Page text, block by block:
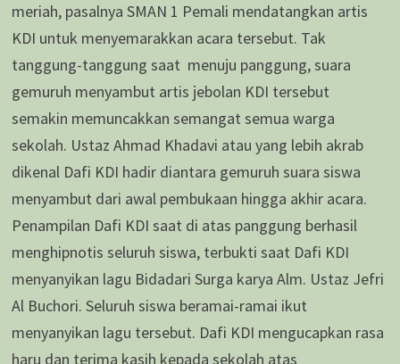
meriah, pasalnya SMAN 1 Pemali mendatangkan artis
KDI untuk menyemarakkan acara tersebut. Tak
tanggung-tanggung saat menuju panggung, suara
gemuruh menyambut artis jebolan KDI tersebut
semakin memuncakkan semangat semua warga
sekolah. Ustaz Ahmad Khadavi atau yang lebih akrab
dikenal Dafi KDI hadir diantara gemuruh suara siswa
menyambut dari awal pembukaan hingga akhir acara.
Penampilan Dafi KDI saat di atas panggung berhasil
menghipnotis seluruh siswa, terbukti saat Dafi KDI
menyanyikan lagu Bidadari Surga karya Alm. Ustaz Jefri
Al Buchori. Seluruh siswa beramai-ramai ikut
menyanyikan lagu tersebut. Dafi KDI mengucapkan rasa
haru dan terima kasih kepada sekolah atas